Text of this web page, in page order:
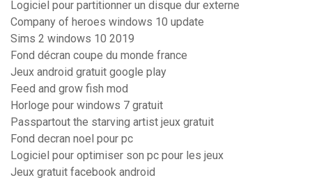
Logiciel pour partitionner un disque dur externe
Company of heroes windows 10 update
Sims 2 windows 10 2019
Fond décran coupe du monde france
Jeux android gratuit google play
Feed and grow fish mod
Horloge pour windows 7 gratuit
Passpartout the starving artist jeux gratuit
Fond decran noel pour pc
Logiciel pour optimiser son pc pour les jeux
Jeux gratuit facebook android